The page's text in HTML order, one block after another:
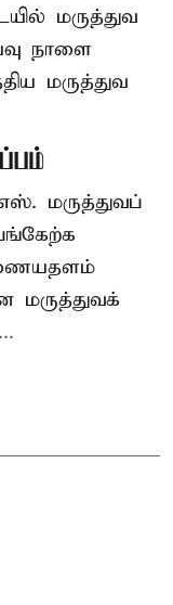
மருத்துவ
நாளை
மருத்துவ
மருத்துவப்
மருத்துவக்